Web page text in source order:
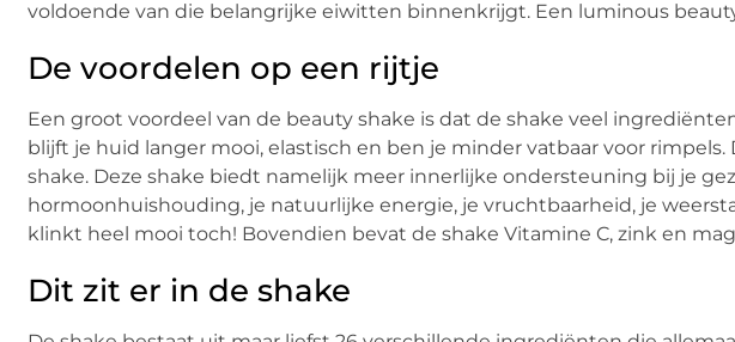
voldoende van die belangrijke eiwitten binnenkrijgt. Een luminous
De voordelen op een rijtje
Een groot voordeel van de beauty shake is dat de shake veel
blijft je huid langer mooi, elastisch en ben je minder vatbaar voor
shake. Deze shake biedt namelijk meer innerlijke ondersteuning bij je
hormoonhuishouding, je natuurlijke energie, je vruchtbaarheid, je
klinkt heel mooi toch! Bovendien bevat de shake Vitamine C, zink en
Dit zit er in de shake